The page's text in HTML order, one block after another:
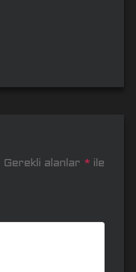
Gerekli alanlar * ile